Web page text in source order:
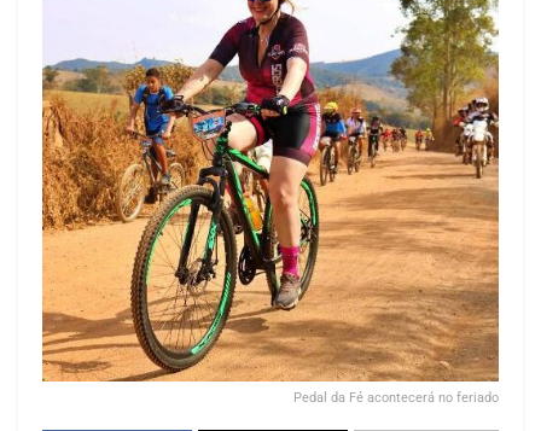
Pedal da Fé acontecerá no feriado